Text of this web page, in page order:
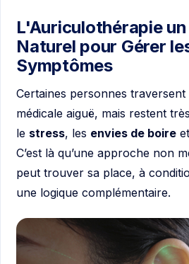
L'Auriculothérapie
Naturel pour Gérer
Symptômes
Certaines personnes traversent
médicale aiguë, mais restent
le stress, les envies de boire
C’est là qu’une approche non
peut trouver sa place, à
une logique complémentaire.